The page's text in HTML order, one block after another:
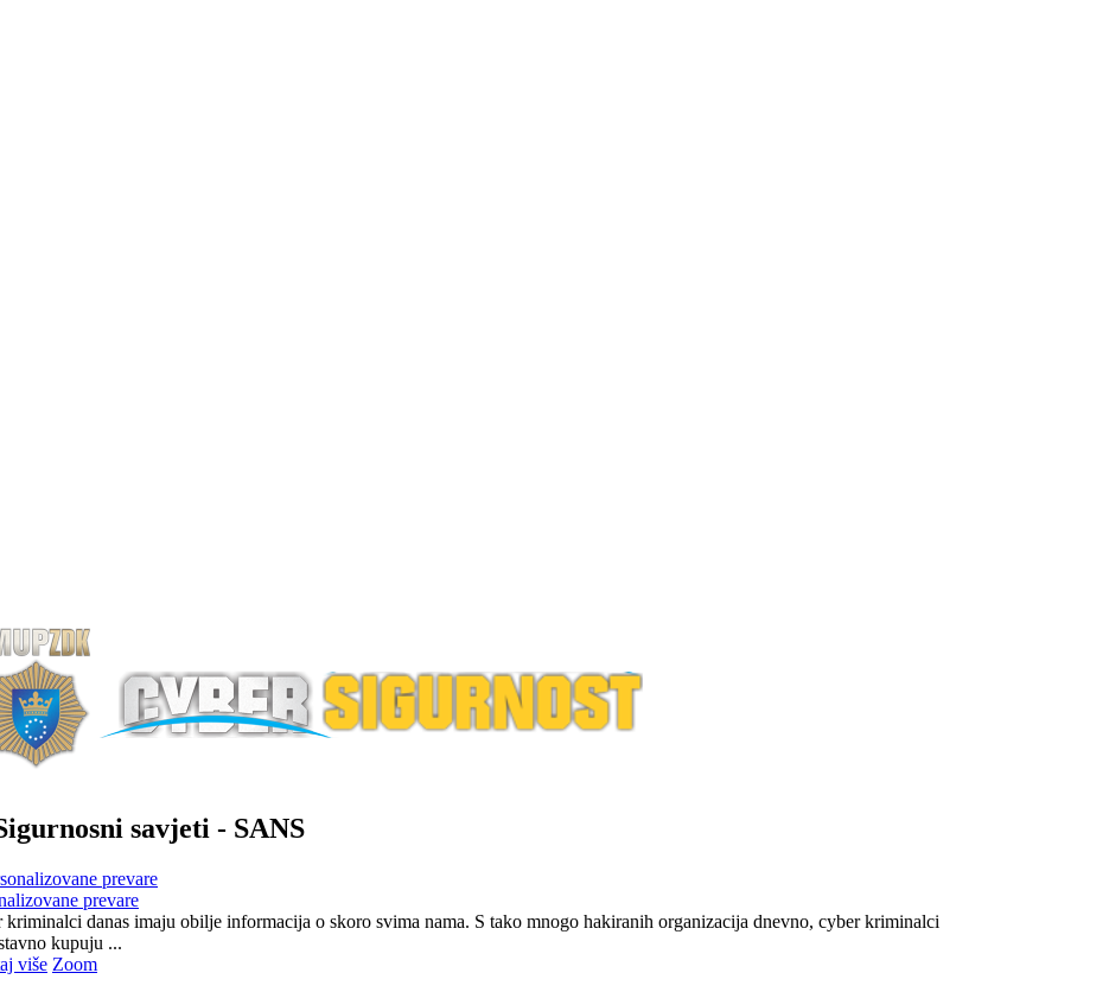
savjeti - SANS
prevare
kriminalci danas imaju obilje informacija o skoro svima nama. S tako mnogo hakiranih organizacija dnevno, cyber kriminalci
kupuju ...
više Zoom